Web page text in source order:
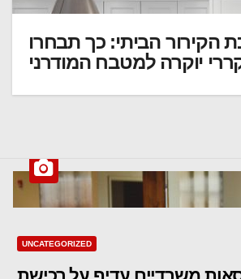
הקירור הביתי: כך תבחרו
יוקרה למטבח המודרני
UNCATEGORIZED